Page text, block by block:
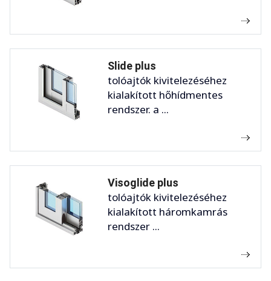
Slide plus
tolóajtók kivitelezéséhez
kialakított hőhídmentes
rendszer. a ...
Visoglide plus
tolóajtók kivitelezéséhez
kialakított háromkamrás
rendszer ...